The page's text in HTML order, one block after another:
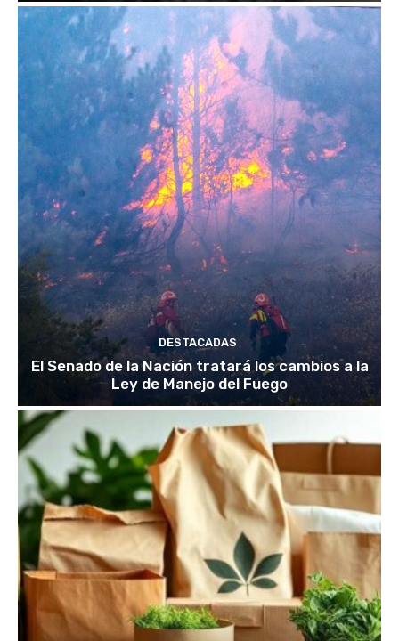
DESTACADAS
El Senado de la Nación tratará los cambios a la
Ley de Manejo del Fuego